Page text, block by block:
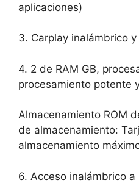
aplicaciones)
3. Carplay inalámbrico
4. 2 de RAM GB,
procesamiento potente
Almacenamiento ROM
de almacenamiento:
almacenamiento
6. Acceso inalámbrico a